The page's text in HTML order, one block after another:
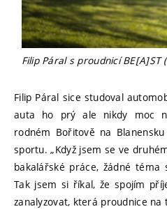
Filip Páral s proudnicí BE[A]ST
Filip Páral sice studoval
auta ho prý ale nikdy moc
rodném Bořitově na
sportu. „Když jsem se ve
bakalářské práce, žádné
Tak jsem si říkal, že spojím
zanalyzovat, která proudnice na